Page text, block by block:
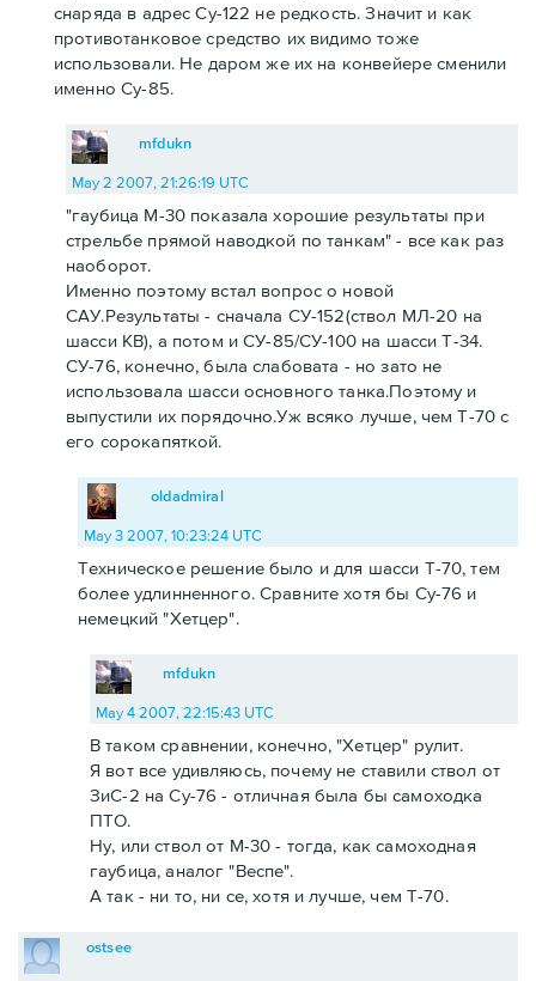
снаряда в адрес Су-122 не редкость. Значит и как
противотанковое средство их видимо тоже
использовали. Не даром же их на конвейере сменили
именно Су-85.
mfdukn
May 2 2007, 21:26:19 UTC
"гаубица М-30 показала хорошие результаты при
стрельбе прямой наводкой по танкам" - все как раз
наоборот.
Именно поэтому встал вопрос о новой
САУ.Результаты - сначала СУ-152(ствол МЛ-20 на
шасси КВ), а потом и СУ-85/СУ-100 на шасси Т-34.
СУ-76, конечно, была слабовата - но зато не
использовала шасси основного танка.Поэтому и
выпустили их порядочно.Уж всяко лучше, чем Т-70 с
его сорокапяткой.
oldadmiral
May 3 2007, 10:23:24 UTC
Техническое решение было и для шасси Т-70, тем
более удлинненного. Сравните хотя бы Су-76 и
немецкий "Хетцер".
mfdukn
May 4 2007, 22:15:43 UTC
В таком сравнении, конечно, "Хетцер" рулит.
Я вот все удивляюсь, почему не ставили ствол от
ЗиС-2 на Су-76 - отличная была бы самоходка
ПТО.
Ну, или ствол от М-30 - тогда, как самоходная
гаубица, аналог "Веспе".
А так - ни то, ни се, хотя и лучше, чем Т-70.
ostsee